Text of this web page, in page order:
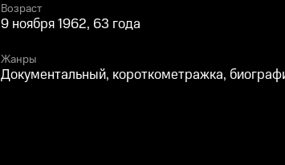
Возраст
9 ноября 1962, 63 года
Жанры
Документальный, короткометражка,